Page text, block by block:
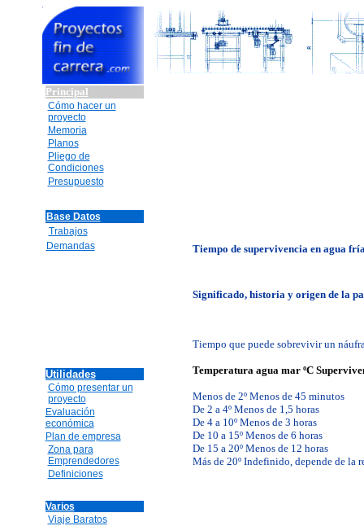
Principal
Cómo hacer un
proyecto
Memoria
Planos
Pliego de
Condiciones
Presupuesto
Base Datos
Trabajos
Demandas
Utilidades
Cómo presentar un
proyecto
Evaluación
económica
Plan de empresa
Zona para
Emprendedores
Definiciones
Varios
Viaje Baratos
Tiempo de supervivencia en agua
Significado, historia y origen de la
Tiempo que puede sobrevivir un
Temperatura agua mar ºC
Menos de 2º Menos de 45 minutos
De 2 a 4º Menos de 1,5 horas
De 4 a 10º Menos de 3 horas
De 10 a 15º Menos de 6 horas
De 15 a 20º Menos de 12 horas
Más de 20º Indefinido, depende de la